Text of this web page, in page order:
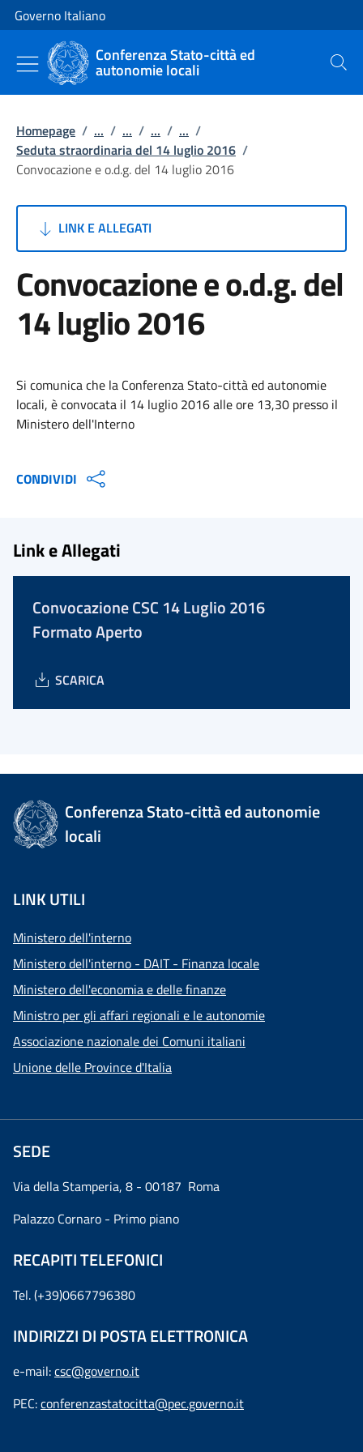
Vai al contenuto
Vai alla navigazione del sito
Governo Italiano
Conferenza Stato-città ed
autonomie locali Cerca
Homepage / ... / ... / ... / ... /
Seduta straordinaria del 14 luglio 2016 /
Convocazione e o.d.g. del 14 luglio 2016
LINK E ALLEGATI
Convocazione e o.d.g. del
14 luglio 2016
Si comunica che la Conferenza Stato-città ed autonomie
locali, è convocata il 14 luglio 2016 alle ore 13,30 presso il
Ministero dell'Interno
CONDIVIDI
Link e Allegati
Convocazione CSC 14 Luglio 2016
Formato Aperto
SCARICA
Conferenza Stato-città ed autonomie
locali
LINK UTILI
Ministero dell'interno
Ministero dell'interno - DAIT - Finanza locale
Ministero dell'economia e delle finanze
Ministro per gli affari regionali e le autonomie
Associazione nazionale dei Comuni italiani
Unione delle Province d'Italia
SEDE
Via della Stamperia, 8 - 00187 Roma
Palazzo Cornaro - Primo piano
RECAPITI TELEFONICI
Tel. (+39)0667796380
INDIRIZZI DI POSTA ELETTRONICA
e-mail:csc@governo.it
PEC:conferenzastatocitta@pec.governo.it